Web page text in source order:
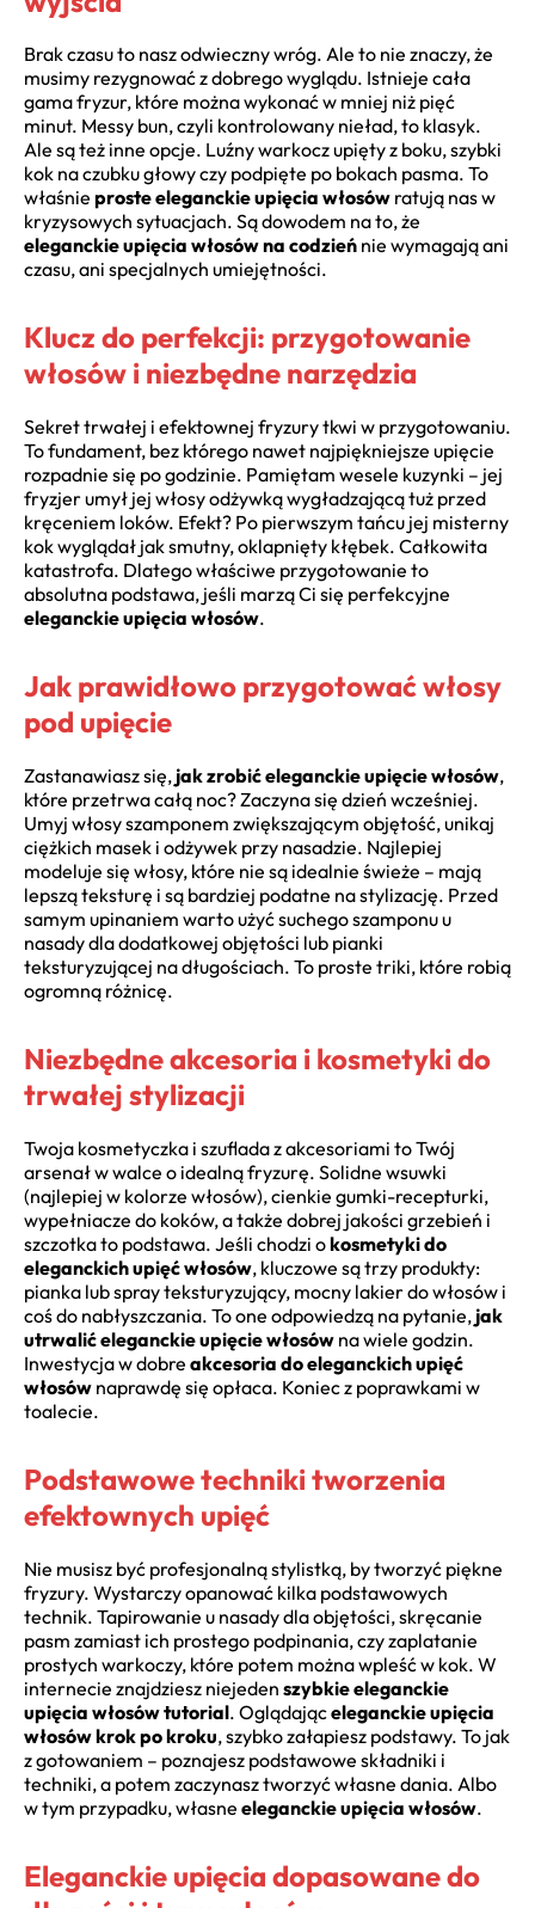
Brak czasu to nasz odwieczny wróg. Ale to nie znaczy, że
musimy rezygnować z dobrego wyglądu. Istnieje cała
gama fryzur, które można wykonać w mniej niż pięć
minut. Messy bun, czyli kontrolowany nieład, to klasyk.
Ale są też inne opcje. Luźny warkocz upięty z boku, szybki
kok na czubku głowy czy podpięte po bokach pasma. To
właśnie proste eleganckie upięcia włosów ratują nas w
kryzysowych sytuacjach. Są dowodem na to, że
eleganckie upięcia włosów na codzień nie wymagają ani
czasu, ani specjalnych umiejętności.
Klucz do perfekcji: przygotowanie
włosów i niezbędne narzędzia
Sekret trwałej i efektownej fryzury tkwi w przygotowaniu.
To fundament, bez którego nawet najpiękniejsze upięcie
rozpadnie się po godzinie. Pamiętam wesele kuzynki – jej
fryzjer umył jej włosy odżywką wygładzającą tuż przed
kręceniem loków. Efekt? Po pierwszym tańcu jej misterny
kok wyglądał jak smutny, oklapnięty kłębek. Całkowita
katastrofa. Dlatego właściwe przygotowanie to
absolutna podstawa, jeśli marzą Ci się perfekcyjne
eleganckie upięcia włosów.
Jak prawidłowo przygotować włosy
pod upięcie
Zastanawiasz się, jak zrobić eleganckie upięcie włosów,
które przetrwa całą noc? Zaczyna się dzień wcześniej.
Umyj włosy szamponem zwiększającym objętość, unikaj
ciężkich masek i odżywek przy nasadzie. Najlepiej
modeluje się włosy, które nie są idealnie świeże – mają
lepszą teksturę i są bardziej podatne na stylizację. Przed
samym upinaniem warto użyć suchego szamponu u
nasady dla dodatkowej objętości lub pianki
teksturyzującej na długościach. To proste triki, które robią
ogromną różnicę.
Niezbędne akcesoria i kosmetyki do
trwałej stylizacji
Twoja kosmetyczka i szuflada z akcesoriami to Twój
arsenał w walce o idealną fryzurę. Solidne wsuwki
(najlepiej w kolorze włosów), cienkie gumki-recepturki,
wypełniacze do koków, a także dobrej jakości grzebień i
szczotka to podstawa. Jeśli chodzi okosmetyki do
eleganckich upięć włosów, kluczowe są trzy produkty:
pianka lub spray teksturyzujący, mocny lakier do włosów i
coś do nabłyszczania. To one odpowiedzą na pytanie, jak
utrwalić eleganckie upięcie włosów na wiele godzin.
Inwestycja w dobre akcesoria do eleganckich upięć
włosów naprawdę się opłaca. Koniec z poprawkami w
toalecie.
Podstawowe techniki tworzenia
efektownych upięć
Nie musisz być profesjonalną stylistką, by tworzyć piękne
fryzury. Wystarczy opanować kilka podstawowych
technik. Tapirowanie u nasady dla objętości, skręcanie
pasm zamiast ich prostego podpinania, czy zaplatanie
prostych warkoczy, które potem można wpleść w kok. W
internecie znajdziesz niejeden szybkie eleganckie
upięcia włosów tutorial. Oglądająceleganckie upięcia
włosów krok po kroku, szybko załapiesz podstawy. To jak
z gotowaniem – poznajesz podstawowe składniki i
techniki, a potem zaczynasz tworzyć własne dania. Albo
w tym przypadku, własne eleganckie upięcia włosów.
Eleganckie upięcia dopasowane do